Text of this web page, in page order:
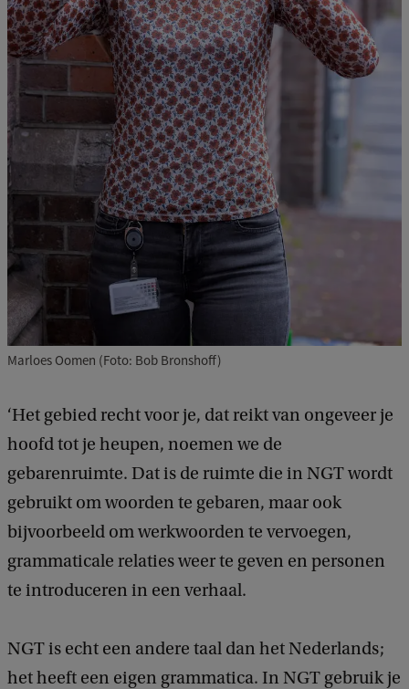
Marloes Oomen (Foto: Bob Bronshoff)
‘Het gebied recht voor je, dat reikt van ongeveer je
hoofd tot je heupen, noemen we de
gebarenruimte. Dat is de ruimte die in NGT wordt
gebruikt om woorden te gebaren, maar ook
bijvoorbeeld om werkwoorden te vervoegen,
grammaticale relaties weer te geven en personen
te introduceren in een verhaal.
NGT is echt een andere taal dan het Nederlands;
het heeft een eigen grammatica. In NGT gebruik je